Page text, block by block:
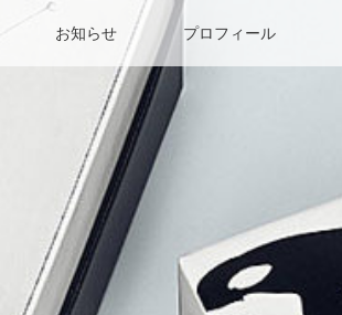
お知らせ プロフィール